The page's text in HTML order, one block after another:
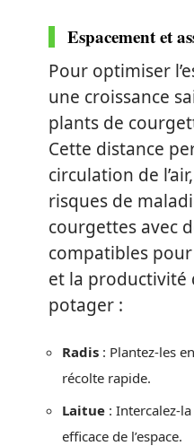
Espacement et
Pour optimiser
une croissance
plants de
Cette distance
circulation de
risques de
courgettes avec
compatibles pour
et la productivité
potager :
Radis : Plantez-les
récolte rapide.
Laitue : Intercalez-
efficace de l’espace.